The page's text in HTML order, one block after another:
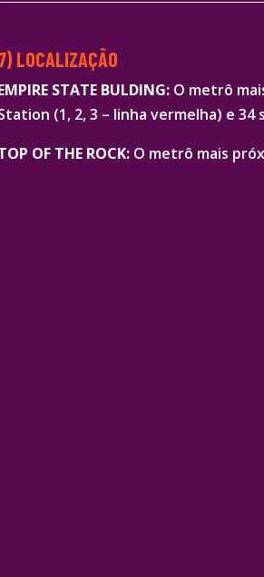
LOCALIZAÇÃO
STATE BULDING: O metrô
(1, 2, 3 – linha vermelha) e 34
OF THE ROCK: O metrô mais